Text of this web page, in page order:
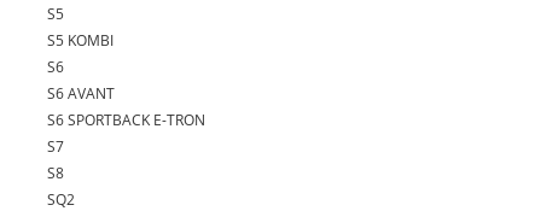
S5
S5 KOMBI
S6
S6 AVANT
S6 SPORTBACK E-TRON
S7
S8
SQ2